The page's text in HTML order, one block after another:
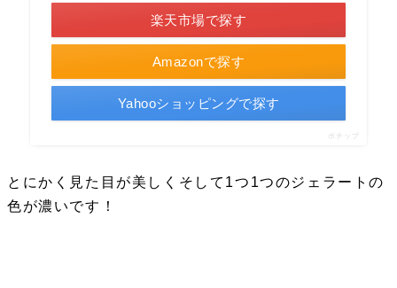
Amazonで探す
楽天市場で探す
Yahooショッピングで探す
ポチップ
とにかく見た目が美しくそして1つ1つのジェラートの
色が濃いです！